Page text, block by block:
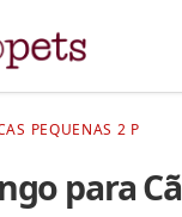
PEQUENAS 2 P
para